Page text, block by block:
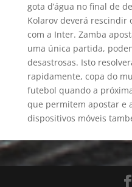
gota d’água no final de
Kolarov deverá rescindir
com a Inter. Zamba
uma única partida,
desastrosas. Isto
rapidamente, copa do
futebol quando a
que permitem apostar e
dispositivos móveis